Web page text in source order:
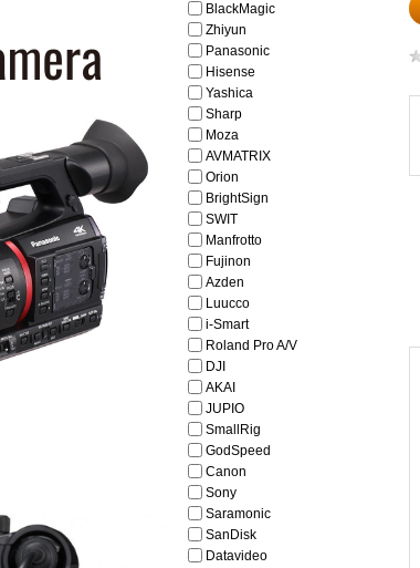
BlackMagic
Zhiyun
Panasonic
Hisense
Yashica
Sharp
Moza
AVMATRIX
Orion
BrightSign
SWIT
Manfrotto
Fujinon
Azden
Luucco
i-Smart
Roland Pro A/V
DJI
AKAI
JUPIO
SmallRig
GodSpeed
Canon
Sony
Saramonic
SanDisk
Datavideo